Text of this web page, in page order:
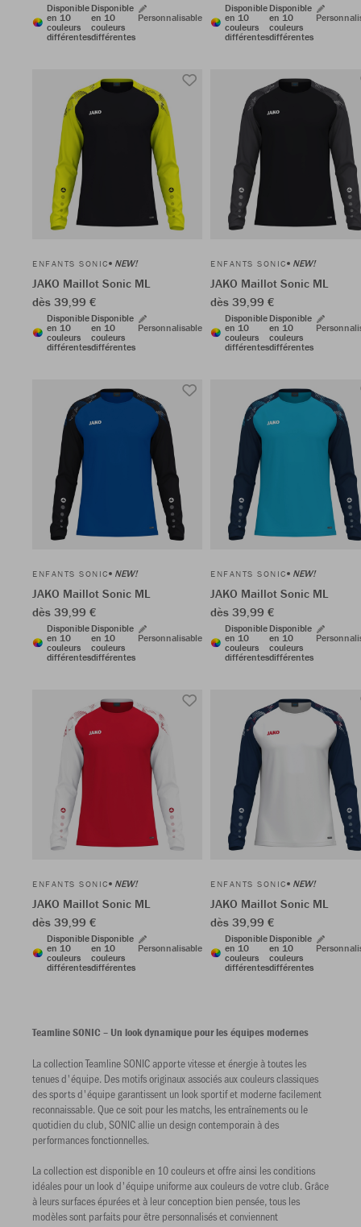
Disponible
en 10
couleurs
différentes
Disponible
en 10
couleurs
différentes
Personnalisable
Disponible
en 10
couleurs
différentes
Disponible
en 10
couleurs
différentes
ENFANTS SONIC NEW!
JAKO Maillot Sonic ML
dès 39,99 €
Disponible
en 10
couleurs
différentes
Disponible
en 10
couleurs
différentes
Personnalisable
ENFANTS SONIC NEW!
JAKO Maillot Sonic ML
dès 39,99 €
Disponible
en 10
couleurs
différentes
Disponible
en 10
couleurs
différentes
ENFANTS SONIC NEW!
JAKO Maillot Sonic ML
dès 39,99 €
Disponible
en 10
couleurs
différentes
Disponible
en 10
couleurs
différentes
Personnalisable
ENFANTS SONIC NEW!
JAKO Maillot Sonic ML
dès 39,99 €
Disponible
en 10
couleurs
différentes
Disponible
en 10
couleurs
différentes
ENFANTS SONIC NEW!
JAKO Maillot Sonic ML
dès 39,99 €
Disponible
en 10
couleurs
différentes
Disponible
en 10
couleurs
différentes
Personnalisable
ENFANTS SONIC NEW!
JAKO Maillot Sonic ML
dès 39,99 €
Disponible
en 10
couleurs
différentes
Disponible
en 10
couleurs
différentes
Teamline SONIC – Un look dynamique pour les équipes modernes
La collection Teamline SONIC apporte vitesse et énergie à toutes les
tenues d'équipe. Des motifs originaux associés aux couleurs classiques
des sports d'équipe garantissent un look sportif et moderne facilement
reconnaissable. Que ce soit pour les matchs, les entraînements ou le
quotidien du club, SONIC allie un design contemporain à des
performances fonctionnelles.
La collection est disponible en 10 couleurs et offre ainsi les conditions
idéales pour un look d'équipe uniforme aux couleurs de votre club. Grâce
à leurs surfaces épurées et à leur conception bien pensée, tous les
modèles sont parfaits pour être personnalisés et conviennent